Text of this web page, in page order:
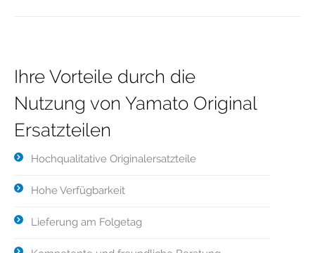
Ihre Vorteile durch die
Nutzung von Yamato Original
Ersatzteilen
Hochqualitative Originalersatzteile
Hohe Verfügbarkeit
Lieferung am Folgetag